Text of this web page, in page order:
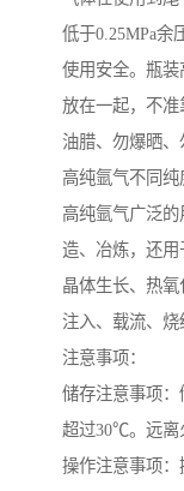
低于0.25MPa余
使用安全。瓶
放在一起，不
油腊、勿爆晒、
高纯氩气不同纯
高纯氩气广泛
造、冶炼，还用
晶体生长、热
注入、载流、烧
注意事项：
储存注意事项
超过30℃。远离
操作注意事项